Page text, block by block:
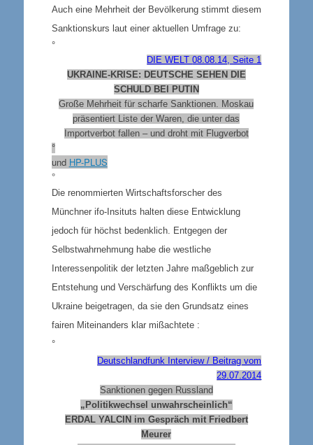
Auch eine Mehrheit der Bevölkerung stimmt diesem
Sanktionskurs laut einer aktuellen Umfrage zu:
°
DIE WELT08.08.14, Seite 1
UKRAINE-KRISE: DEUTSCHE SEHEN DIE
SCHULD BEI PUTIN
Große Mehrheit für scharfe Sanktionen. Moskau
präsentiert Liste der Waren, die unter das
Importverbot fallen – und droht mit Flugverbot
°
und HP-PLUS
°
Die renommierten Wirtschaftsforscher des
Münchner ifo-Insituts halten diese Entwicklung
jedoch für höchst bedenklich. Entgegen der
Selbstwahrnehmung habe die westliche
Interessenpolitik der letzten Jahre maßgeblich zur
Entstehung und Verschärfung des Konflikts um die
Ukraine beigetragen, da sie den Grundsatz eines
fairen Miteinanders klar mißachtete :
°
Deutschlandfunk Interview / Beitrag vom
29.07.2014
Sanktionen gegen Russland
„Politikwechsel unwahrscheinlich“
ERDAL YALCIN im Gespräch mit Friedbert
Meurer